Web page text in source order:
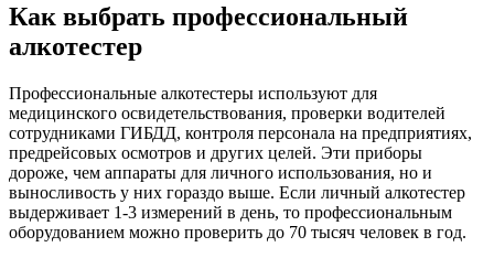
Как выбрать профессиональный
алкотестер
Профессиональные алкотестеры используют для
медицинского освидетельствования, проверки водителей
сотрудниками ГИБДД, контроля персонала на предприятиях,
предрейсовых осмотров и других целей. Эти приборы
дороже, чем аппараты для личного использования, но и
выносливость у них гораздо выше. Если личный алкотестер
выдерживает 1-3 измерений в день, то профессиональным
оборудованием можно проверить до 70 тысяч человек в год.